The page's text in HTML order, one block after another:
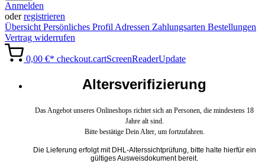
Anmelden
oderregistrieren
Übersicht Persönliches Profil Adressen Zahlungsarten Bestellungen
Vertrag widerrufen
0,00 €* checkout.cartScreenReaderUpdate
Altersverifizierung
Das Angebot unseres Onlineshops richtet sich an Personen, die mindestens 18
Jahre alt sind.
Bitte bestätige Dein Alter, um fortzufahren.
Die Lieferung erfolgt mit DHL-Alterssichtprüfung, bitte halte hierfür ein
gültiges Ausweisdokument bereit.